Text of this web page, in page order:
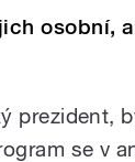
osobní,
prezident,
se v